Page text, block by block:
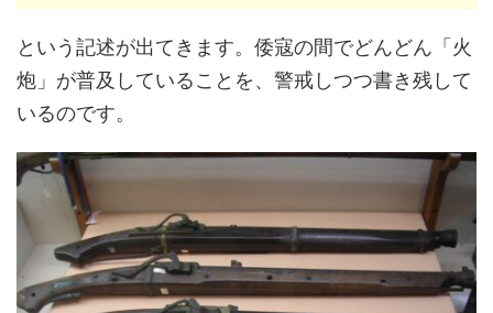
という記述が出てきます。倭寇の間でどんどん「火
炮」が普及していることを、警戒しつつ書き残して
いるのです。